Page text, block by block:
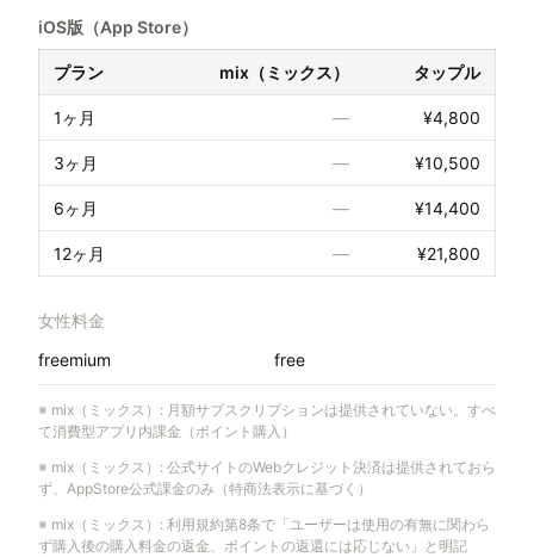
iOS版（App Store）
プラン mix（ミックス） タップル
1ヶ月 — ¥4,800
3ヶ月 — ¥10,500
6ヶ月 — ¥14,400
12ヶ月 — ¥21,800
女性料金
freemium
free
※ mix（ミックス） : 月額サブスクリプションは提供されていない。すべ
て消費型アプリ内課金（ポイント購入）
※ mix（ミックス） : 公式サイトのWebクレジット決済は提供されておら
ず、AppStore公式課金のみ（特商法表示に基づく）
※ mix（ミックス） : 利用規約第8条で「ユーザーは使用の有無に関わら
ず購入後の購入料金の返金、ポイントの返還には応じない」と明記